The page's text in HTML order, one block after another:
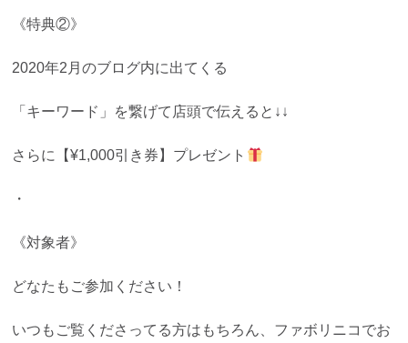
《特典②》
2020年2月のブログ内に出てくる
「キーワード」を繋げて店頭で伝えると↓↓
さらに【¥1,000引き券】プレゼント
・
《対象者》
どなたもご参加ください！
いつもご覧くださってる方はもちろん、ファボリニコでお